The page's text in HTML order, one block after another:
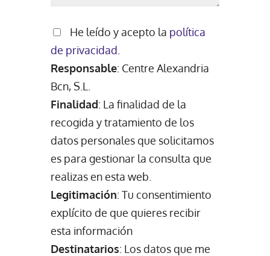
He leído y acepto la política
de privacidad
Responsable: Centre Alexandria
Bcn, S.L.
Finalidad: La finalidad de la
recogida y tratamiento de los
datos personales que solicitamos
es para gestionar la consulta que
realizas en esta web.
Legitimación: Tu consentimiento
explícito de que quieres recibir
esta información
Destinatarios: Los datos que me